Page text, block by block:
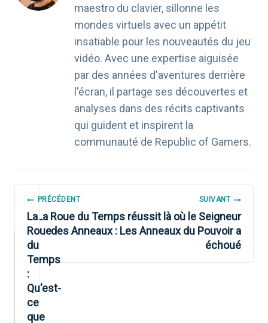
maestro du clavier, sillonne les
mondes virtuels avec un appétit
insatiable pour les nouveautés du jeu
vidéo. Avec une expertise aiguisée
par des années d'aventures derrière
l'écran, il partage ses découvertes et
analyses dans des récits captivants
qui guident et inspirent la
communauté de Republic of Gamers.
NAVIGATION
DE
L’ARTICLE
PRÉCÉDENT
La
Roue
du
Temps
:
Qu'est-
ce
que
SUIVANT
La Roue du Temps réussit là où le Seigneur
des Anneaux : Les Anneaux du Pouvoir a
échoué